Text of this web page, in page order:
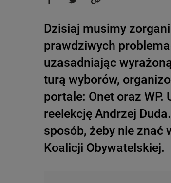
Dzisiaj musimy
prawdziwych
uzasadniając
turą wyborów,
portale: Onet oraz WP.
reelekcję Andrzej
sposób, żeby nie znać
Koalicji Obywatelskiej.